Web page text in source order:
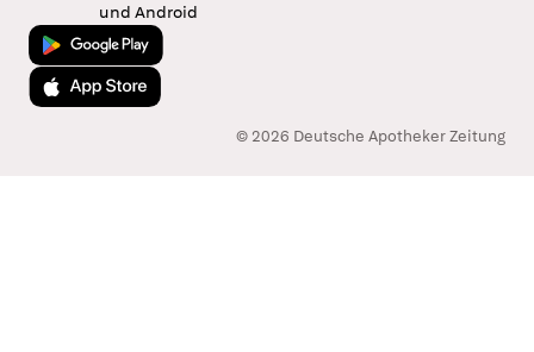
und Android
Jetzt bei Google Play
Laden im App Store
© 2026 Deutsche Apotheker Zeitung